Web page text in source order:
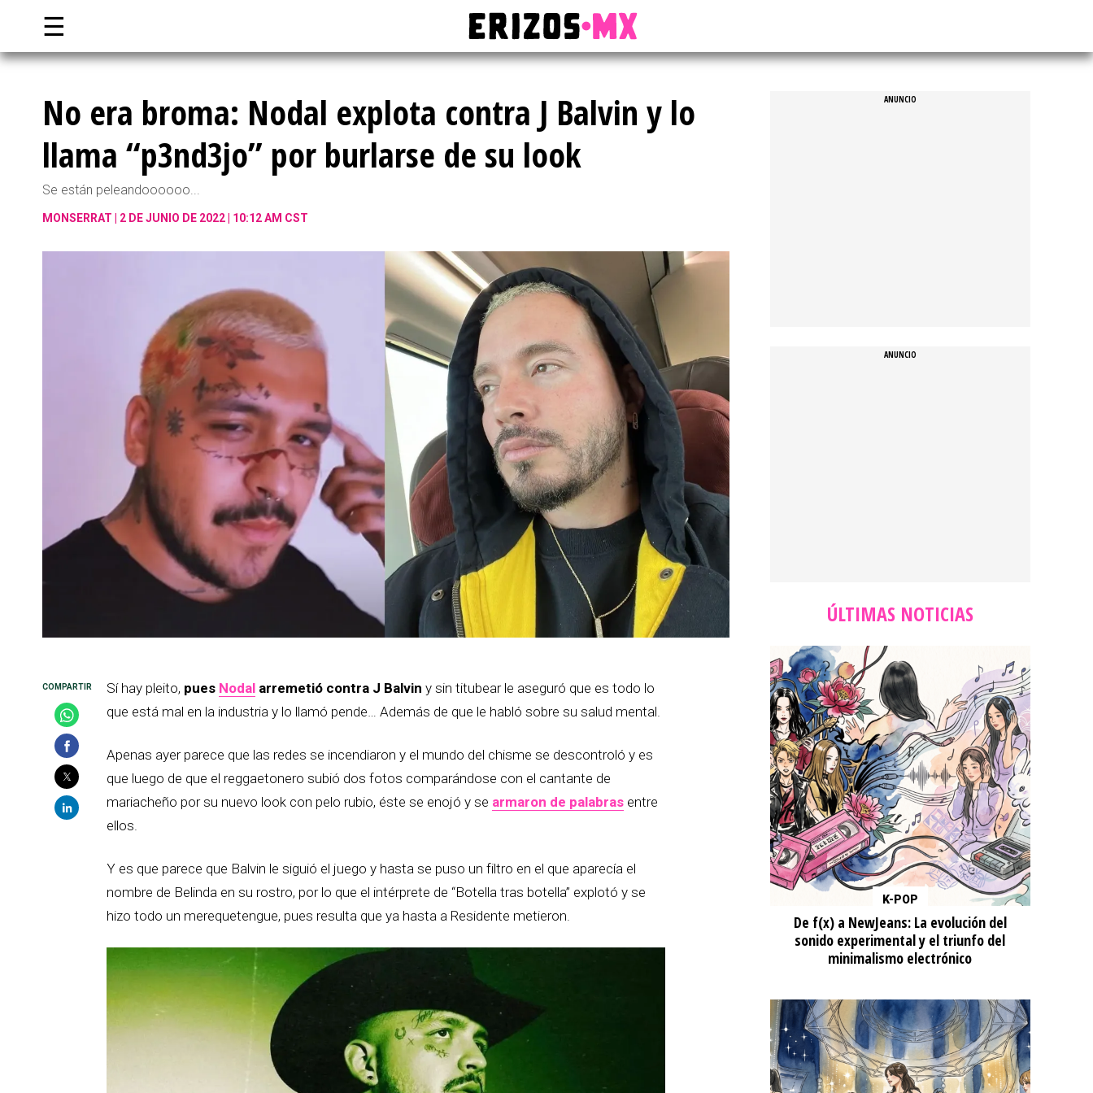
☰
No era broma: Nodal explota contra J Balvin y lo
llama “p3nd3jo” por burlarse de su look
Se están peleandoooooo...
MONSERRAT 2 DE JUNIO DE 2022 | 10:12 AM CST
Sí hay pleito, pues Nodal arremetió contra J Balvin y sin titubear le aseguró que es todo lo
que está mal en la industria y lo llamó pende… Además de que le habló sobre su salud mental.
Apenas ayer parece que las redes se incendiaron y el mundo del chisme se descontroló y es
que luego de que el reggaetonero subió dos fotos comparándose con el cantante de
mariacheño por su nuevo look con pelo rubio, éste se enojó y se armaron de palabras entre
ellos.
Y es que parece que Balvin le siguió el juego y hasta se puso un filtro en el que aparecía el
nombre de Belinda en su rostro, por lo que el intérprete de “Botella tras botella” explotó y se
hizo todo un merequetengue, pues resulta que ya hasta a Residente metieron.
ÚLTIMAS NOTICIAS
K-POP
De f(x) a NewJeans: La evolución del
sonido experimental y el triunfo del
minimalismo electrónico